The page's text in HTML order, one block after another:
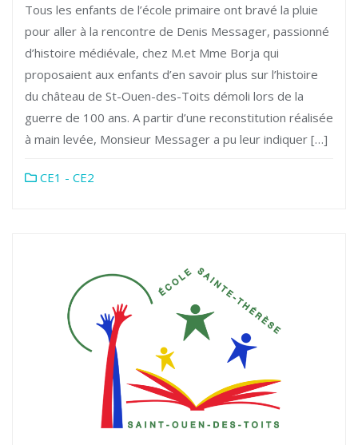
Tous les enfants de l’école primaire ont bravé la pluie
pour aller à la rencontre de Denis Messager, passionné
d’histoire médiévale, chez M.et Mme Borja qui
proposaient aux enfants d’en savoir plus sur l’histoire
du château de St-Ouen-des-Toits démoli lors de la
guerre de 100 ans. A partir d’une reconstitution réalisée
à main levée, Monsieur Messager a pu leur indiquer […]
CE1 - CE2